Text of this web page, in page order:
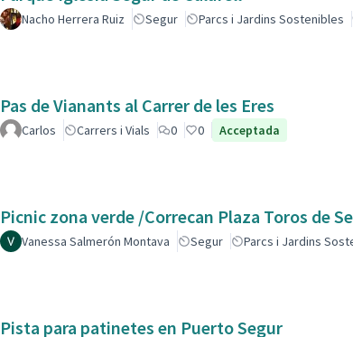
Nacho Herrera Ruiz Segur Parcs i Jardins Sostenibles
Pas de Vianants al Carrer de les Eres
Carlos Carrers i Vials 0 0 Acceptada
Picnic zona verde /Correcan Plaza Toros de
Vanessa Salmerón Montava Segur Parcs i Jardins
Pista para patinetes en Puerto Segur